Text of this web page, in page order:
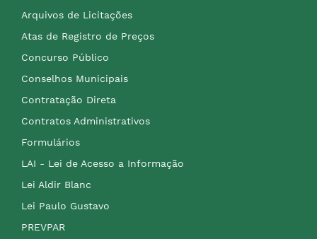
Arquivos de Licitações
Atas de Registro de Preços
Concurso Público
Conselhos Municipais
Contratação Direta
Contratos Administrativos
Formulários
LAI - Lei de Acesso a Informação
Lei Aldir Blanc
Lei Paulo Gustavo
PREVPAR